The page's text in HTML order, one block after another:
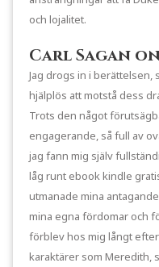
och lojalitet.
Carl Sagan
Jag drogs in i berättelsen,
hjälplös att motstå dess
Trots den något
engagerande, så full av
jag fann mig själv
låg runt ebook kindle
utmanade mina
mina egna fördomar och
förblev hos mig långt
karaktärer som Meredith,